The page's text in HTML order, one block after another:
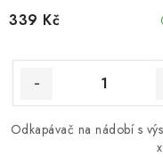
339 Kč
Odkapávač na nádobí s